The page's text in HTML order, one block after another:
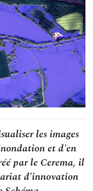
les images
et d'en
par le Cerema, il
d’innovation